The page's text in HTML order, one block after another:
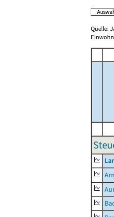
Quelle: